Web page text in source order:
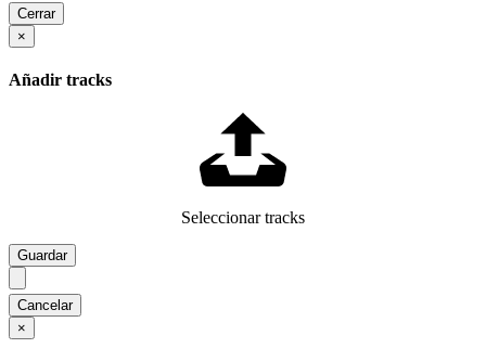
Cerrar
×
Añadir tracks
Seleccionar tracks
Guardar
Cancelar
×